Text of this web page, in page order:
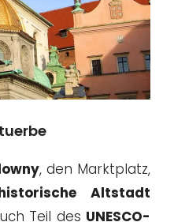
, den Marktplatz,
Altstadt
Teil des UNESCO-